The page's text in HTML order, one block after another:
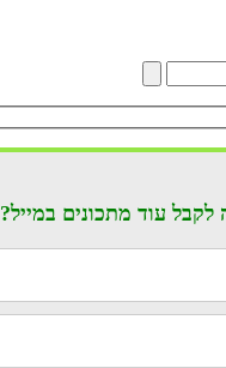
לקבל עוד מתכונים במייל?